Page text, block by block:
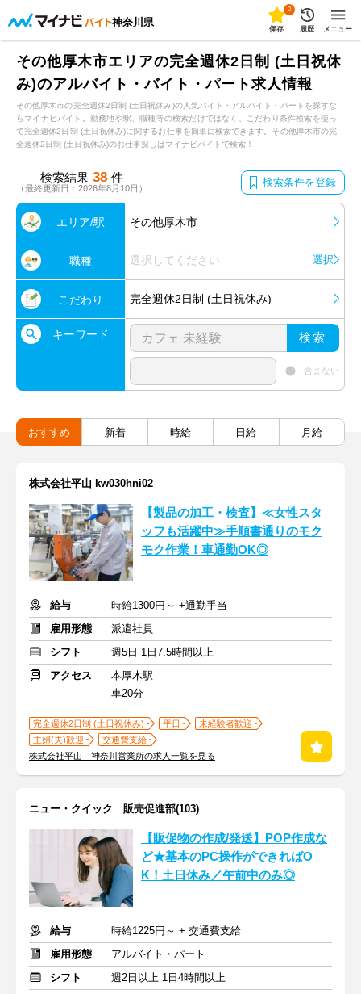
神奈川県
0
保存 履歴 メニュー
その他厚木市エリアの完全週休2日制 (土日祝休
み)のアルバイト・バイト・パート求人情報
その他厚木市の完全週休2日制 (土日祝休み)の人気バイト・アルバイト・パートを探すな
らマイナビバイト。勤務地や駅、職種等の検索だけではなく、こだわり条件検索を使っ
て完全週休2日制 (土日祝休み)に関するお仕事を簡単に検索できます。その他厚木市の完
全週休2日制 (土日祝休み)のお仕事探しはマイナビバイトで検索！
検索結果 38 件
（最終更新日：2026年8月10日） 検索条件を登録
エリア/駅 その他厚木市
職種 選択してください 選択
こだわり 完全週休2日制 (土日祝休み)
キーワード 検索
含まない
おすすめ 新着 時給 日給 月給
株式会社平山 kw030hni02
【製品の加工・検査】≪女性スタ
ッフも活躍中≫手順書通りのモク
モク作業！車通勤OK◎
給与
時給1300円～ +通勤手当
雇用形態
派遣社員
シフト
週5日 1日7.5時間以上
アクセス
本厚木駅
車20分
完全週休2日制 (土日祝休み) 平日
未経験者歓迎
主婦(夫)歓迎
交通費支給
株式会社平山 神奈川営業所の求人一覧を見る
ニュー・クイック 販売促進部(103)
【販促物の作成/発送】POP作成な
ど★基本のPC操作ができればO
K！土日休み／午前中のみ◎
給与
時給1225円～ + 交通費支給
雇用形態
アルバイト・パート
シフト
週2日以上 1日4時間以上